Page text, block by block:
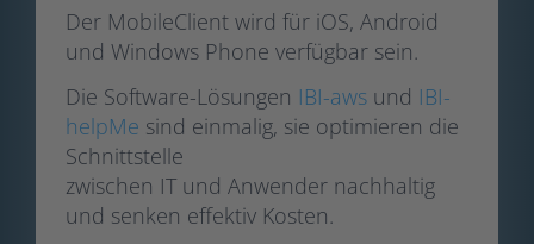
Der MobileClient wird für iOS, Android
und Windows Phone verfügbar sein.
Die Software-Lösungen IBI-aws und IBI-
helpMe sind einmalig, sie optimieren die
Schnittstelle
zwischen IT und Anwender nachhaltig
und senken effektiv Kosten.